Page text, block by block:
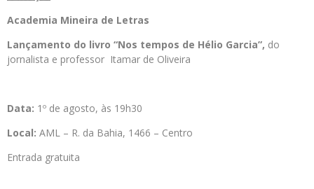
Academia Mineira de Letras
Lançamento do livro “Nos tempos de Hélio Garcia”, do
jornalista e professor Itamar de Oliveira
Data: 1º de agosto, às 19h30
Local: AML – R. da Bahia, 1466 – Centro
Entrada gratuita